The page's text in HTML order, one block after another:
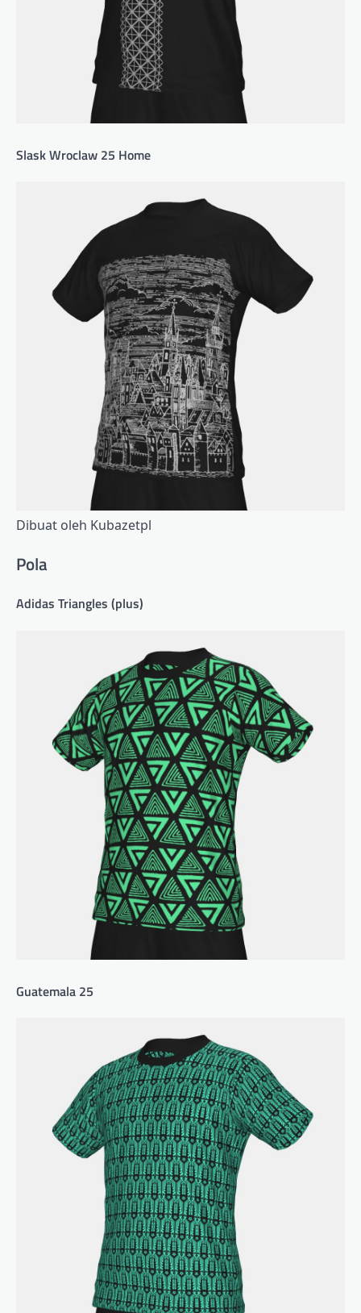
Slask Wroclaw 25 Home
Dibuat oleh Kubazetpl
Pola
Adidas Triangles (plus)
Guatemala 25